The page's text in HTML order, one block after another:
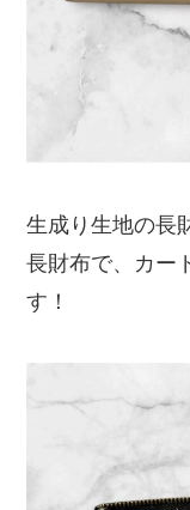
生成り生地の長
長財布で、カー
す！